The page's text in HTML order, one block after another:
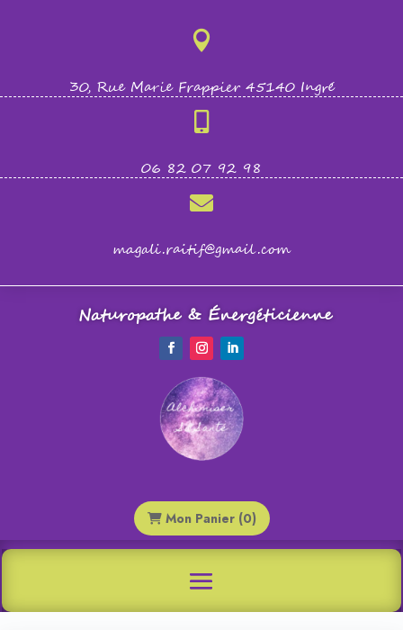

30, Rue Marie Frappier 45140 Ingré
06 82 07 92 98

magali.raitif@gmail.com
Naturopathe & Énergéticienne
Mon Panier (0)